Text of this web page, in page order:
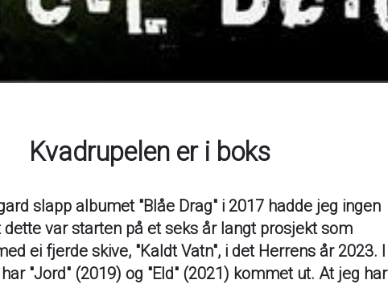
Kvadrupelen er i boks
slapp albumet "Blåe Drag" i 2017 hadde jeg ingen
var starten på et seks år langt prosjekt som
ei fjerde skive, "Kaldt Vatn", i det Herrens år 2023. I
"Jord" (2019) og "Eld" (2021) kommet ut. At jeg har